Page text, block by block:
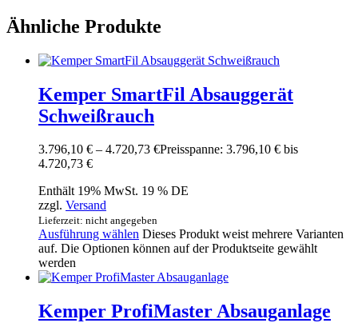
Ähnliche Produkte
Kemper SmartFil Absauggerät
Schweißrauch
3.796,10 € – 4.720,73 €Preisspanne: 3.796,10 € bis
4.720,73 €
Enthält 19% MwSt. 19 % DE
zzgl. Versand
Lieferzeit: nicht angegeben
Ausführung wählen Dieses Produkt weist mehrere Varianten
auf. Die Optionen können auf der Produktseite gewählt
werden
Kemper ProfiMaster Absauganlage